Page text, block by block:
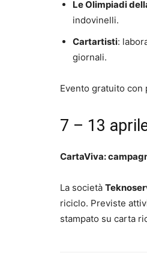
Le Olimpiadi
indovinelli.
Cartartisti:
giornali.
Evento gratuito con
7 – 13
CartaViva:
La società
riciclo. Previste
stampato su carta